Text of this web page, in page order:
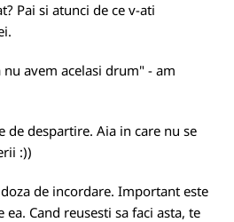
Pai si atunci de ce v-ati
avem acelasi drum" - am
de despartire. Aia in care nu se
:))
de incordare. Important este
ea. Cand reusesti sa faci asta, te